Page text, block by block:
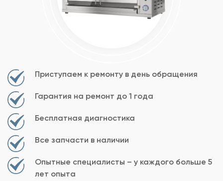
Приступаем к ремонту в день обращения
Гарантия на ремонт до 1 года
Бесплатная диагностика
Все запчасти в наличии
Опытные специалисты – у каждого больше 5
лет опыта